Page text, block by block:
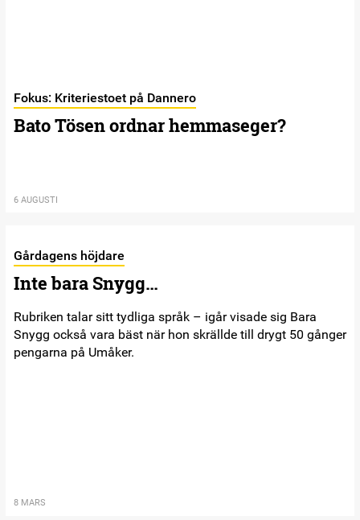
Fokus: Kriteriestoet på Dannero
Bato Tösen ordnar hemmaseger?
6 AUGUSTI
Gårdagens höjdare
Inte bara Snygg…
Rubriken talar sitt tydliga språk – igår visade sig Bara
Snygg också vara bäst när hon skrällde till drygt 50 gånger
pengarna på Umåker.
8 MARS